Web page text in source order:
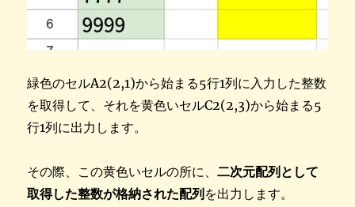
緑色のセルA2(2,1)から始まる5行1列に入力した整数
を取得して、それを黄色いセルC2(2,3)から始まる5
行1列に出力します。
その際、この黄色いセルの所に、二次元配列として
取得した整数が格納された配列を出力します。